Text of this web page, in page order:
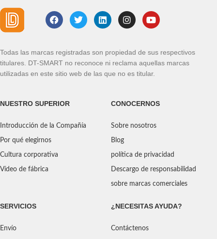
Todas las marcas registradas son propiedad de sus respectivos
titulares. DT-SMART no reconoce ni reclama aquellas marcas
utilizadas en este sitio web de las que no es titular.
NUESTRO SUPERIOR
Introducción de la Compañía
Por qué elegirnos
Cultura corporativa
Vídeo de fábrica
CONOCERNOS
Sobre nosotros
Blog
política de privacidad
Descargo de responsabilidad
sobre marcas comerciales
SERVICIOS
Envío
¿NECESITAS AYUDA?
Contáctenos